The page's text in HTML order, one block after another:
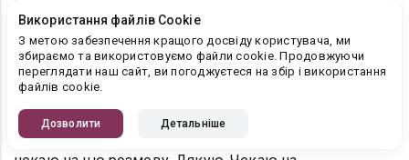
Джулія
09.02.2021, 22:37:07
Ну нарешті розпочинається їхня бесіда, а подарунок
Натана неймовірно вплинув на Аві. З нетерпінням
Використання файлів Cookie
З метою забезпечення кращого досвіду користувача, ми
збираємо та використовуємо файли cookie. Продовжуючи
переглядати наш сайт, ви погоджуєтеся на збір і використання
файлів cookie.
Дозволити Детальніше